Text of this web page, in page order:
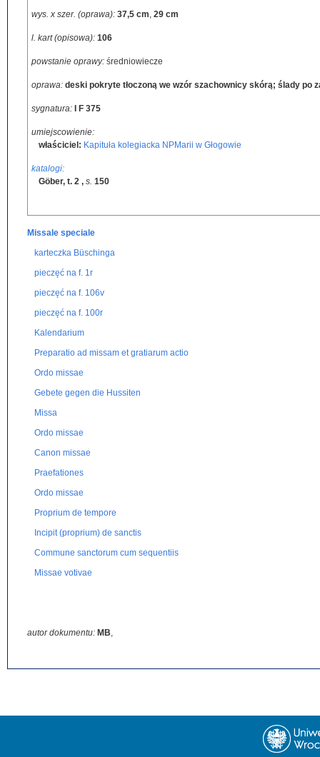
wys. x szer. (oprawa): 37,5 cm, 29 cm
l. kart (opisowa): 106
powstanie oprawy: średniowiecze
oprawa: deski pokryte tłoczoną we wzór szachownicy skórą; ślady po
sygnatura: I F 375
umiejscowienie:
właściciel: Kapituła kolegiacka NPMarii w Głogowie
katalogi:
Göber, t. 2 , s. 150
Missale speciale
karteczka Büschinga
pieczęć na f. 1r
pieczęć na f. 106v
pieczęć na f. 100r
Kalendarium
Preparatio ad missam et gratiarum actio
Ordo missae
Gebete gegen die Hussiten
Missa
Ordo missae
Canon missae
Praefationes
Ordo missae
Proprium de tempore
Incipit (proprium) de sanctis
Commune sanctorum cum sequentiis
Missae votivae
autor dokumentu: MB,